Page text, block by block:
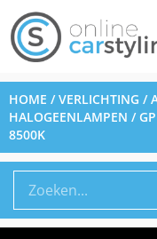
HOME /VERLICHTING /
HALOGEENLAMPEN /
8500K